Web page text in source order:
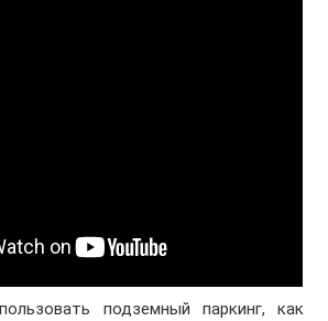
подземный паркинг, как